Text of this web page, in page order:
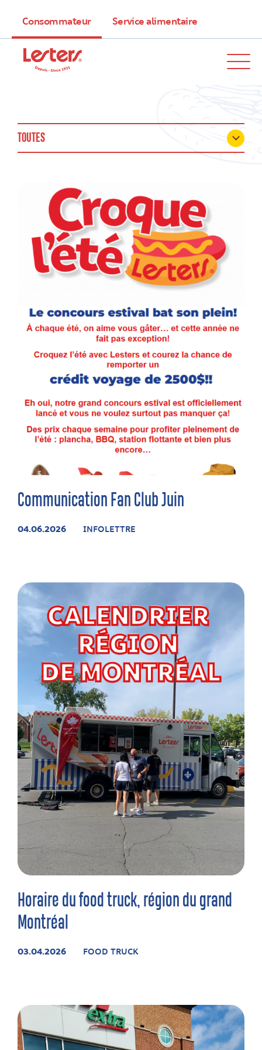
Consommateur Service alimentaire
TOUTES
Communication Fan Club Juin
04.06.2026 INFOLETTRE
Horaire du food truck, région du grand
Montréal
03.04.2026 FOOD TRUCK